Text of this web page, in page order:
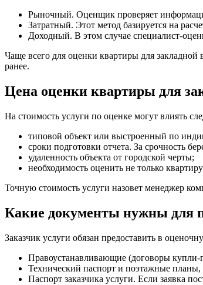
Рыночный. Оценщик проверяет
Затратный. Этот метод базируется на
Доходный. В этом случае специалист-
Чаще всего для оценки квартиры для
ранее.
Цена оценки квартиры для
На стоимость услуги по оценке могут влиять
типовой объект или выстроенный по
сроки подготовки отчета. За срочность
удаленность объекта от городской черты;
необходимость оценить не только
Точную стоимость услуги назовет менеджер
Какие документы нужны для
Заказчик услуги обязан предоставить в
Правоустанавливающие (договоры
Технический паспорт и поэтажные
Паспорт заказчика услуги. Если заявка